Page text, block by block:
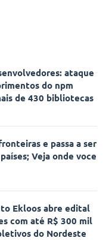
ataque
do npm
de 430 bibliotecas
e passa a ser
Veja onde voce
Ekloos abre edital
com até R$ 300 mil
do Nordeste